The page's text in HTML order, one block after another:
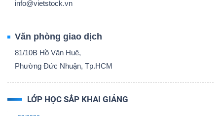
info@vietstock.vn
Văn phòng giao dịch
81/10B Hồ Văn Huê,
Phường Đức Nhuận, Tp.HCM
LỚP HỌC SẮP KHAI GIẢNG